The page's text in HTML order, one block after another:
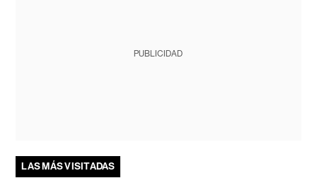
PUBLICIDAD
LAS MÁS VISITADAS